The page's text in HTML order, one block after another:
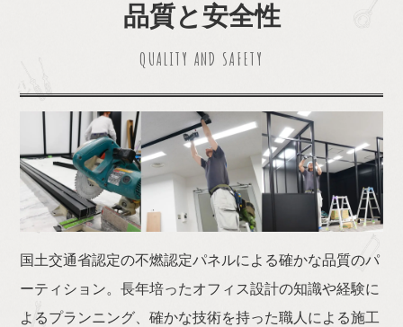
品質と安全性
国土交通省認定の不燃認定パネルによる確かな品質のパ
ーティション。長年培ったオフィス設計の知識や経験に
よるプランニング、確かな技術を持った職人による施工